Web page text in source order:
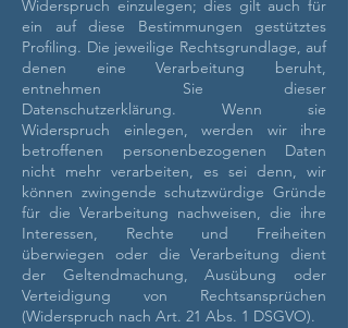
Widerspruch einzulegen; dies gilt auch für
ein auf diese Bestimmungen gestütztes
Profiling. Die jeweilige Rechtsgrundlage, auf
denen eine Verarbeitung beruht,
entnehmen Sie dieser
Datenschutzerklärung. Wenn sie
Widerspruch einlegen, werden wir ihre
betroffenen personenbezogenen Daten
nicht mehr verarbeiten, es sei denn, wir
können zwingende schutzwürdige Gründe
für die Verarbeitung nachweisen, die ihre
Interessen, Rechte und Freiheiten
überwiegen oder die Verarbeitung dient
der Geltendmachung, Ausübung oder
Verteidigung von Rechtsansprüchen
(Widerspruch nach Art. 21 Abs. 1 DSGVO).